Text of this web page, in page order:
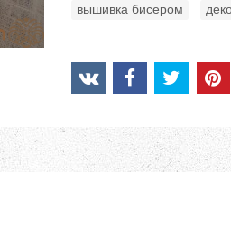
вышивка бисером